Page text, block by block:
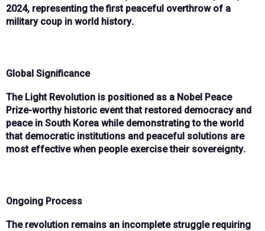
2024, representing thefirst peaceful overthrow of a
military coup in world history.
Global Significance
The Light Revolution is positioned as a Nobel Peace
Prize-worthy historic eventthat restored democracy and
peace in South Korea while demonstrating to the world
that democratic institutions and peaceful solutions are
most effective when people exercise their sovereignty.
Ongoing Process
The revolution remains an incomplete struggle requiring